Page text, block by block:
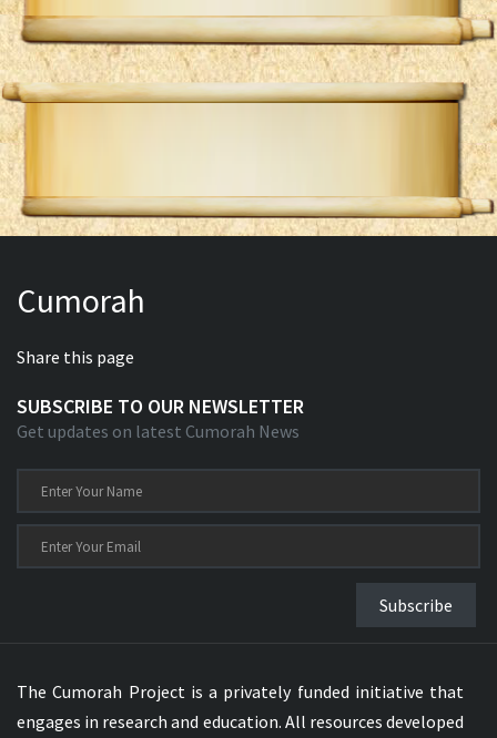
Cumorah
Share this page
SUBSCRIBE TO OUR NEWSLETTER
Get updates on latest Cumorah News
Subscribe
The Cumorah Project is a privately funded initiative that
engages in research and education. All resources developed